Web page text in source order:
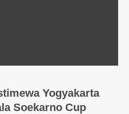
Yogyakarta
Soekarno Cup